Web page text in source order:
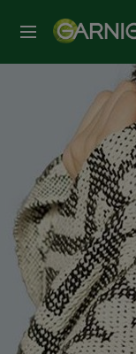
MENU